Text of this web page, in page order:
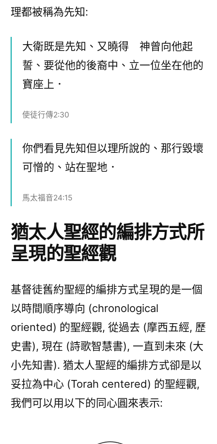
理都被稱為先知:
大衛既是先知、又曉得 神曾向他起
誓、要從他的後裔中、立一位坐在他的
寶座上．
使徒行傳2:30
你們看見先知但以理所說的、那行毀壞
可憎的、站在聖地．
馬太福音24:15
猶太人聖經的編排方式所
呈現的聖經觀
基督徒舊約聖經的編排方式呈現的是一個
以時間順序導向 (chronological
oriented) 的聖經觀, 從過去 (摩西五經, 歷
史書), 現在 (詩歌智慧書), 一直到未來 (大
小先知書). 猶太人聖經的編排方式卻是以
妥拉為中心 (Torah centered) 的聖經觀,
我們可以用以下的同心圓來表示: